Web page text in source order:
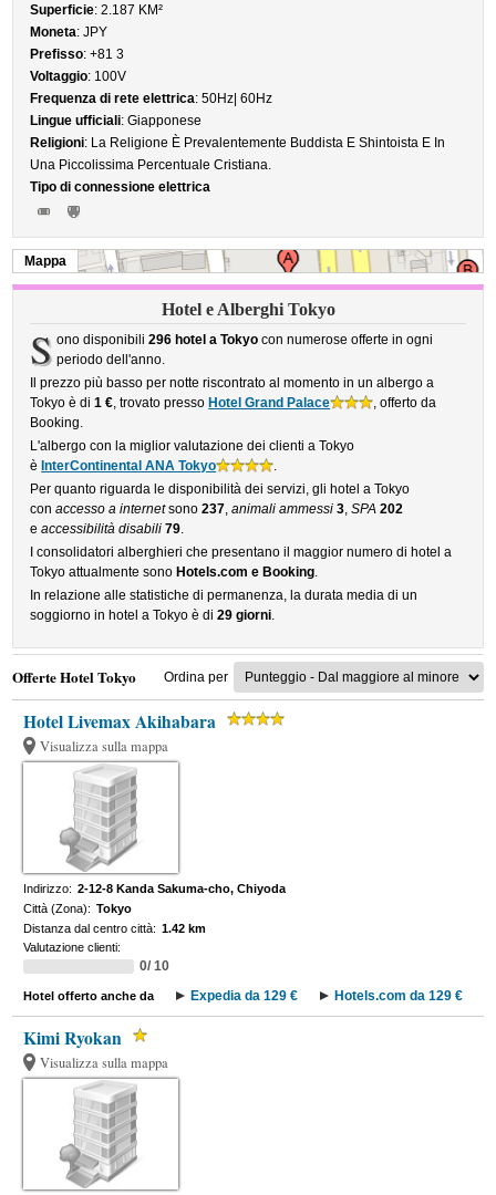
Superficie: 2.187 KM²
Moneta: JPY
Prefisso: +81 3
Voltaggio: 100V
Frequenza di rete elettrica: 50Hz| 60Hz
Lingue ufficiali: Giapponese
Religioni: La Religione È Prevalentemente Buddista E Shintoista E In
Una Piccolissima Percentuale Cristiana.
Tipo di connessione elettrica
Mappa
Hotel e Alberghi Tokyo
S ono disponibili 296 hotel a Tokyocon numerose offerte in ogni
periodo dell'anno.
Il prezzo più basso per notte riscontrato al momento in un albergo a
Tokyo è di1 €, trovato presso Hotel Grand Palace
, offerto da
Booking.
L'albergo con la miglior valutazione dei clienti a Tokyo
è InterContinental ANA Tokyo
.
Per quanto riguarda le disponibilità dei servizi, gli hotel a Tokyo
conaccesso a internetsono237,animali ammessi 3,SPA 202
eaccessibilità disabili 79.
I consolidatori alberghieri che presentano il maggior numero di hotel a
Tokyo attualmente sono Hotels.com e Booking.
In relazione alle statistiche di permanenza, la durata media di un
soggiorno in hotel a Tokyo è di29 giorni.
Offerte Hotel Tokyo Ordina per
Hotel Livemax Akihabara
Visualizza sulla mappa
Indirizzo: 2-12-8 Kanda Sakuma-cho, Chiyoda
Città (Zona): Tokyo
Distanza dal centro città: 1.42 km
Valutazione clienti:
0/ 10
Hotel offerto anche da Expedia da 129 € Hotels.com da 129 €
Kimi Ryokan
Visualizza sulla mappa